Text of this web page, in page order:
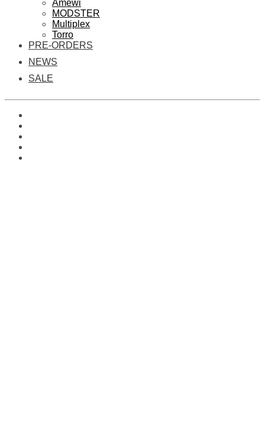
Amewi
MODSTER
Multiplex
Torro
PRE-ORDERS
NEWS
SALE